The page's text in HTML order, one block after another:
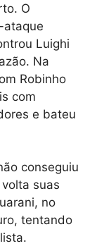
O
ataque
Luighi
Na
Robinho
com
e bateu
conseguiu
suas
no
tentando